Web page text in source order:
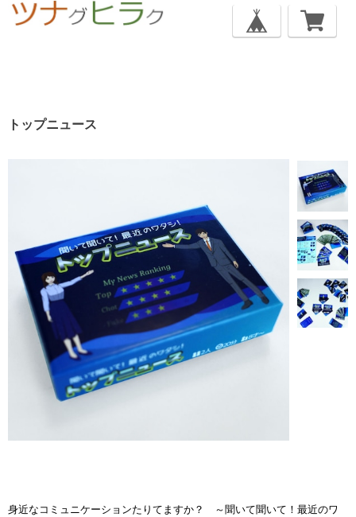
トップニュース
身近なコミュニケーションたりてますか？ ～聞いて聞いて！最近のワ